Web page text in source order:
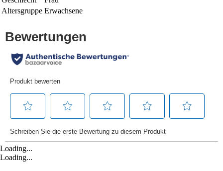
Altersgruppe Erwachsene
Loading...
Loading...